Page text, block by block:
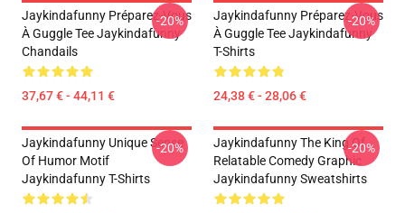
Jaykindafunny Préparez-Vous
À Guggle Tee Jaykindafunny
Chandails
37,67 € - 44,11 €
-20%
Jaykindafunny Préparez-Vous
À Guggle Tee Jaykindafunny
T-Shirts
24,38 € - 28,06 €
-20%
Jaykindafunny Unique Sense
Of Humor Motif
Jaykindafunny T-Shirts
-20%
Jaykindafunny The King Of
Relatable Comedy Graphic
Jaykindafunny Sweatshirts
-20%